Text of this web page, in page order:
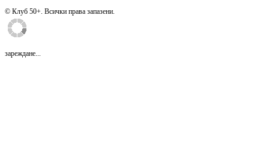
© Клуб 50+. Всички права запазени.
зареждане...